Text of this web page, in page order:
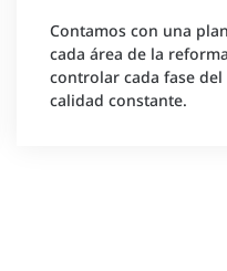
Contamos con una
cada área de la
controlar cada fase
calidad constante.